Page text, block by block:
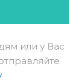
или у Вас